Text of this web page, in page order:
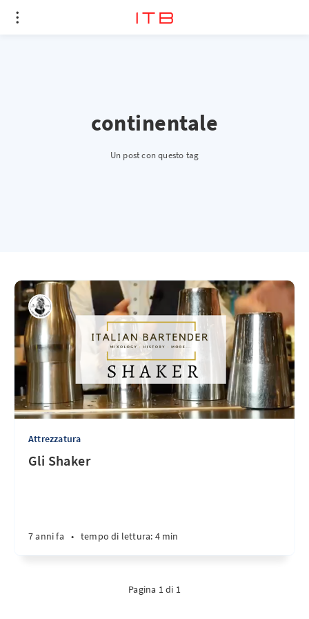
continentale
Un post con questo tag
Attrezzatura
Gli Shaker
7 anni fa • tempo di lettura: 4 min
Pagina 1 di 1